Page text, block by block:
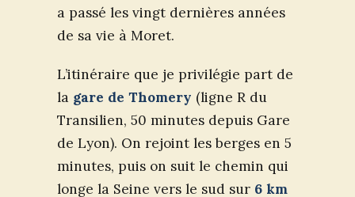
a passé les vingt dernières années
de sa vie à Moret.
L’itinéraire que je privilégie part de
la gare de Thomery (ligne R du
Transilien, 50 minutes depuis Gare
de Lyon). On rejoint les berges en 5
minutes, puis on suit le chemin qui
longe la Seine vers le sud sur 6 km